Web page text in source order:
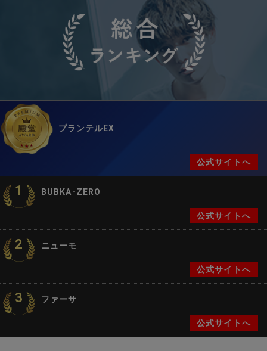
プランテルEX
公式サイトへ
1 BUBKA-ZERO
公式サイトへ
2 ニューモ
公式サイトへ
3 ファーサ
公式サイトへ